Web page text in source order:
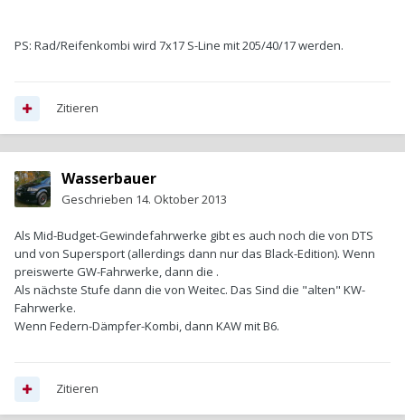
PS: Rad/Reifenkombi wird 7x17 S-Line mit 205/40/17 werden.
Zitieren
Wasserbauer
Geschrieben 14. Oktober 2013
Als Mid-Budget-Gewindefahrwerke gibt es auch noch die von DTS
und von Supersport (allerdings dann nur das Black-Edition). Wenn
preiswerte GW-Fahrwerke, dann die .
Als nächste Stufe dann die von Weitec. Das Sind die "alten" KW-
Fahrwerke.
Wenn Federn-Dämpfer-Kombi, dann KAW mit B6.
Zitieren